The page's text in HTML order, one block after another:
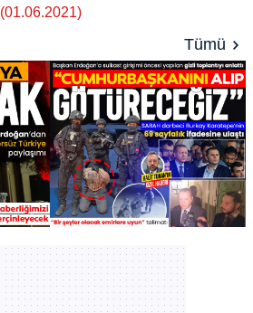
(01.06.2021)
Tümü